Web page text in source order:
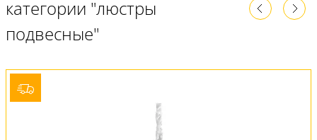
категории "люстры
подвесные"